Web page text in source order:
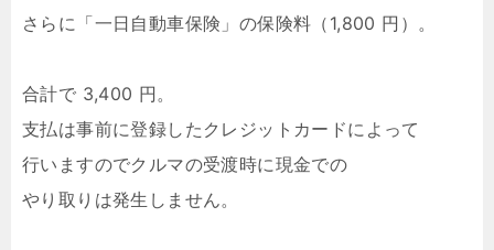
さらに「一日自動車保険」の保険料（1,800 円）。
合計で 3,400 円。
支払は事前に登録したクレジットカードによって
行いますのでクルマの受渡時に現金での
やり取りは発生しません。